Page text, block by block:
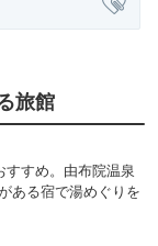
旅館
すすめ。由布院温泉
ある宿で湯めぐりを